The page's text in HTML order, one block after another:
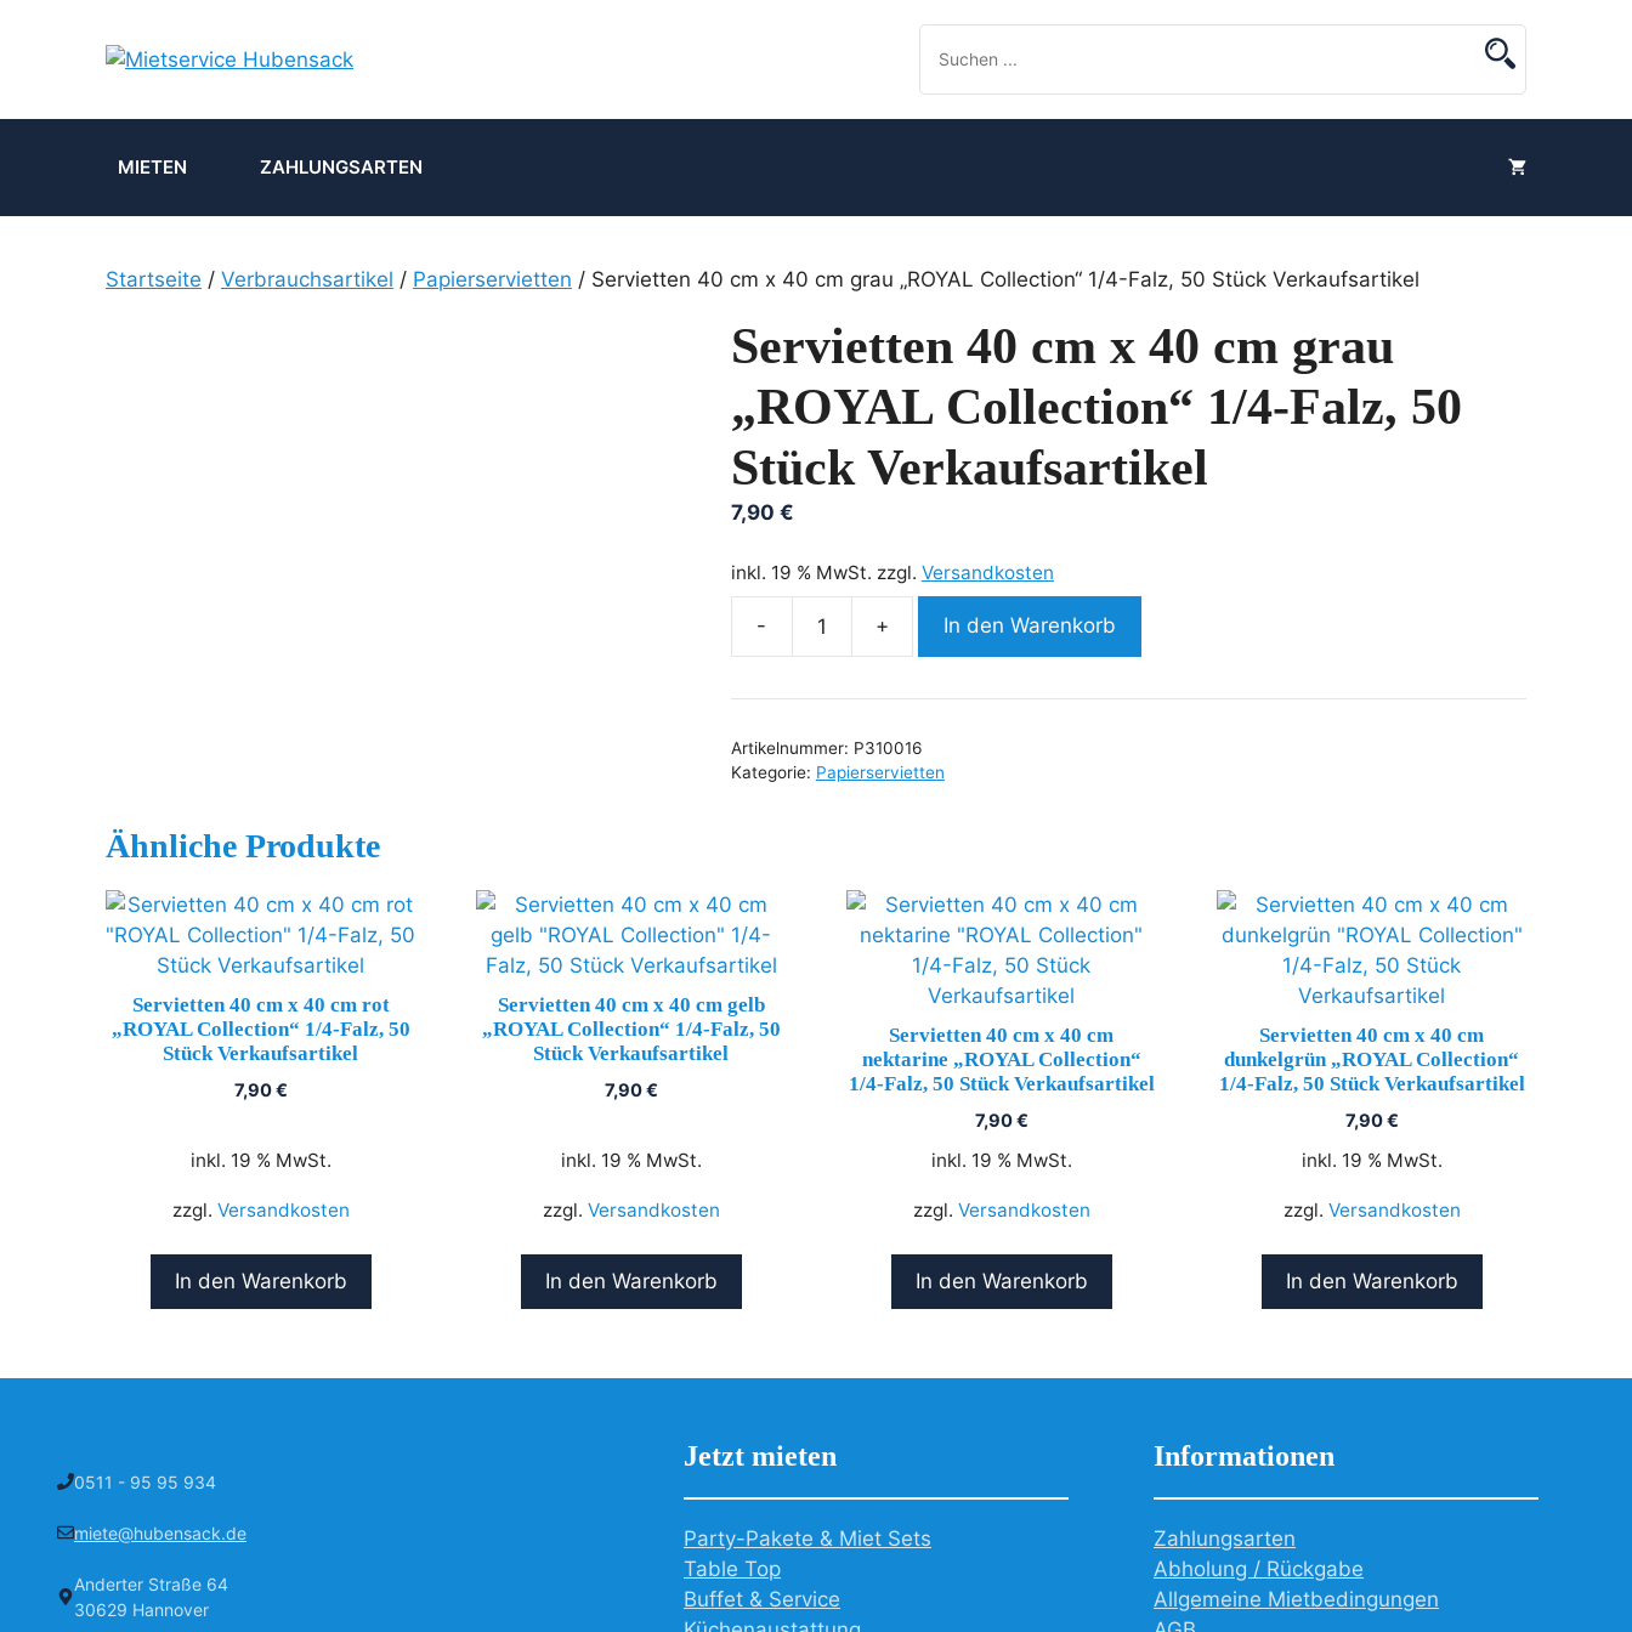
MIETEN ZAHLUNGSARTEN
Startseite / Verbrauchsartikel / Papierservietten / Servietten 40 cm x 40 cm grau „ROYAL Collection“ 1/4-Falz, 50 Stück Verkaufsartikel
Servietten 40 cm x 40 cm grau
„ROYAL Collection“ 1/4-Falz, 50
Stück Verkaufsartikel
7,90 €
inkl. 19 % MwSt. zzgl. Versandkosten
-
Servietten
cm
40
1/4-
Falz,
50
Stück
Verkaufsartikel
+ In den Warenkorb
Artikelnummer: P310016
Kategorie: Papierservietten
Ähnliche Produkte
Servietten 40 cm x 40 cm rot
„ROYAL Collection“ 1/4-Falz, 50
Stück Verkaufsartikel
7,90€
inkl. 19 % MwSt.
zzgl. Versandkosten
In den Warenkorb
Servietten 40 cm x 40 cm gelb
„ROYAL Collection“ 1/4-Falz, 50
Stück Verkaufsartikel
7,90€
inkl. 19 % MwSt.
zzgl. Versandkosten
In den Warenkorb
Servietten 40 cm x 40 cm
nektarine „ROYAL Collection“
1/4-Falz, 50 Stück Verkaufsartikel
7,90€
inkl. 19 % MwSt.
zzgl. Versandkosten
In den Warenkorb
Servietten 40 cm x 40 cm
dunkelgrün „ROYAL Collection“
1/4-Falz, 50 Stück Verkaufsartikel
7,90€
inkl. 19 % MwSt.
zzgl. Versandkosten
In den Warenkorb
0511 - 95 95 934
miete@hubensack.de
Anderter Straße 64
30629 Hannover
Jetzt mieten
Party-Pakete & Miet Sets
Table Top
Buffet & Service
Informationen
Zahlungsarten
Abholung / Rückgabe
Allgemeine Mietbedingungen